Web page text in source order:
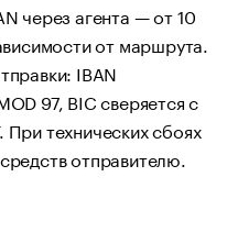
через агента — от 10
от маршрута.
IBAN
97, BIC сверяется с
технических сбоях
отправителю.